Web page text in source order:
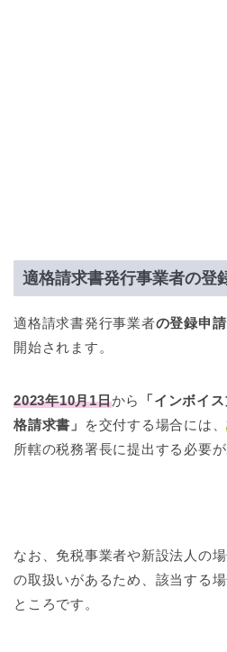
適格請求書発行事業者の登
適格請求書発行事業者の登録申請
開始されます。
2023年10月1日から 「インボイス
格請求書」
を交付する場合には、
所轄の税務署長に提出する必要が
なお、免税事業者や新設法人の
の取扱いがあるため、該当する
ところです。